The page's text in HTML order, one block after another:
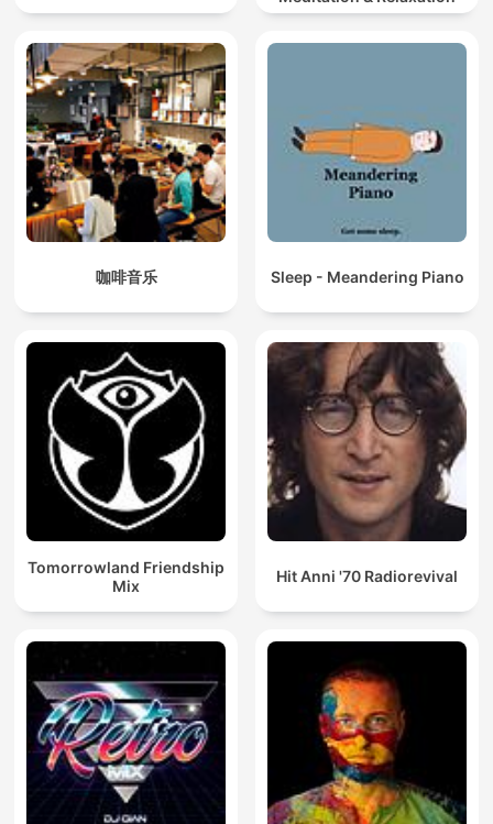
咖啡音乐 Sleep - Meandering Piano
Tomorrowland Friendship
Mix
Hit Anni '70 Radiorevival